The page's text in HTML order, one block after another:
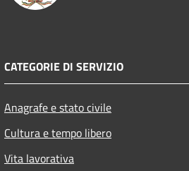
CATEGORIE DI SERVIZIO
Anagrafe e stato civile
Cultura e tempo libero
Vita lavorativa